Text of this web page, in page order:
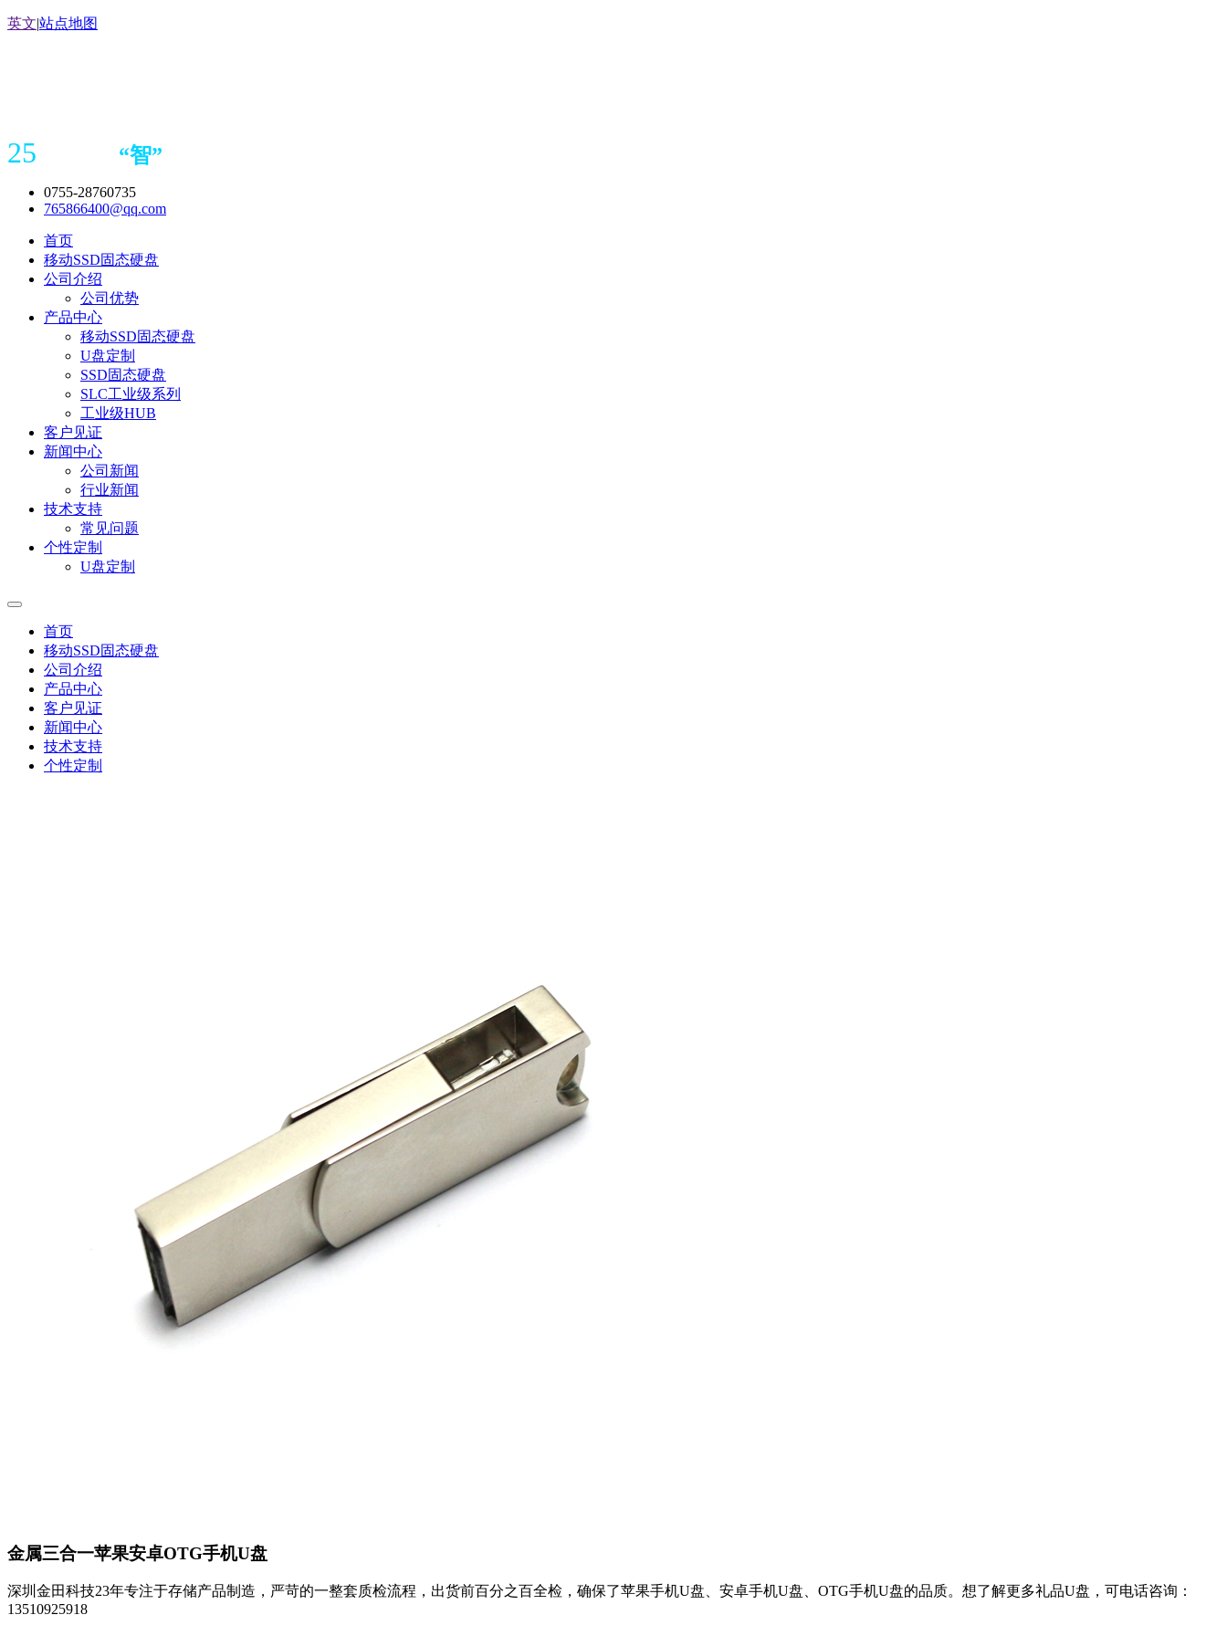
英文|站点地图
25 “智”
0755-28760735
765866400@qq.com
首页
移动SSD固态硬盘
公司介绍
公司优势
产品中心
移动SSD固态硬盘
U盘定制
SSD固态硬盘
SLC工业级系列
工业级HUB
客户见证
新闻中心
公司新闻
行业新闻
技术支持
常见问题
个性定制
U盘定制
首页
移动SSD固态硬盘
公司介绍
产品中心
客户见证
新闻中心
技术支持
个性定制
金属三合一苹果安卓OTG手机U盘
深圳金田科技23年专注于存储产品制造，严苛的一整套质检流程，出货前百分之百全检，确保了苹果手机U盘、安卓手机U盘、OTG手机U盘的品质。想了解更多礼品U盘，可电话咨询：
13510925918